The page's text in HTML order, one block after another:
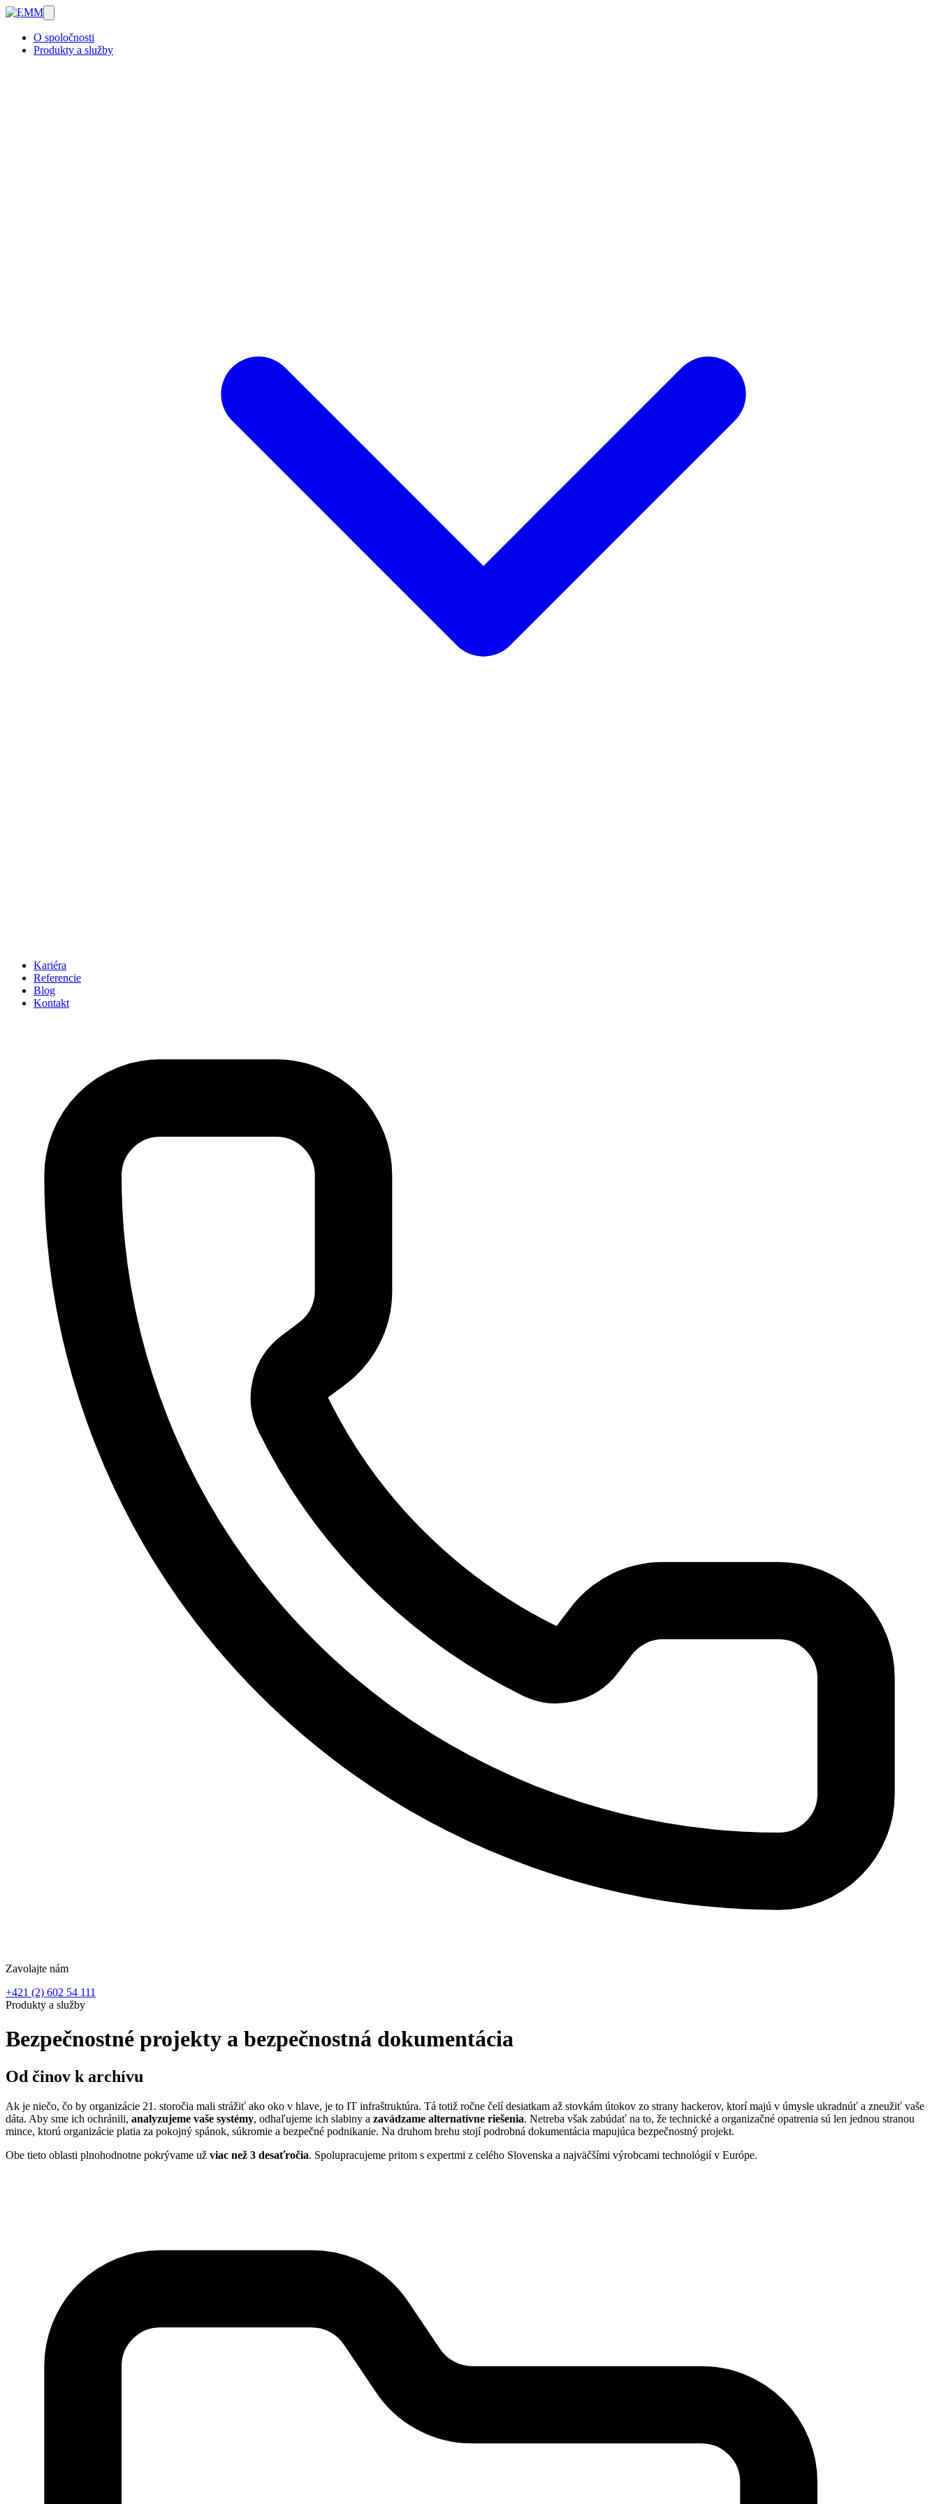
O spoločnosti
Produkty a služby
Kariéra
Referencie
Blog
Kontakt
Zavolajte nám
+421 (2) 602 54 111
Produkty a služby
Bezpečnostné projekty a bezpečnostná dokumentácia
Od činov k archívu
Ak je niečo, čo by organizácie 21. storočia mali strážiť ako oko v hlave, je to IT infraštruktúra. Tá totiž ročne čelí desiatkam až stovkám útokov zo strany hackerov, ktorí majú v úmysle ukradnúť a zneužiť vaše
dáta. Aby sme ich ochránili, analyzujeme vaše systémy, odhaľujeme ich slabiny a zavádzame alternatívne riešenia. Netreba však zabúdať na to, že technické a organizačné opatrenia sú len jednou stranou
mince, ktorú organizácie platia za pokojný spánok, súkromie a bezpečné podnikanie. Na druhom brehu stojí podrobná dokumentácia mapujúca bezpečnostný projekt.
Obe tieto oblasti plnohodnotne pokrývame už viac než 3 desaťročia. Spolupracujeme pritom s expertmi z celého Slovenska a najväčšími výrobcami technológií v Európe.